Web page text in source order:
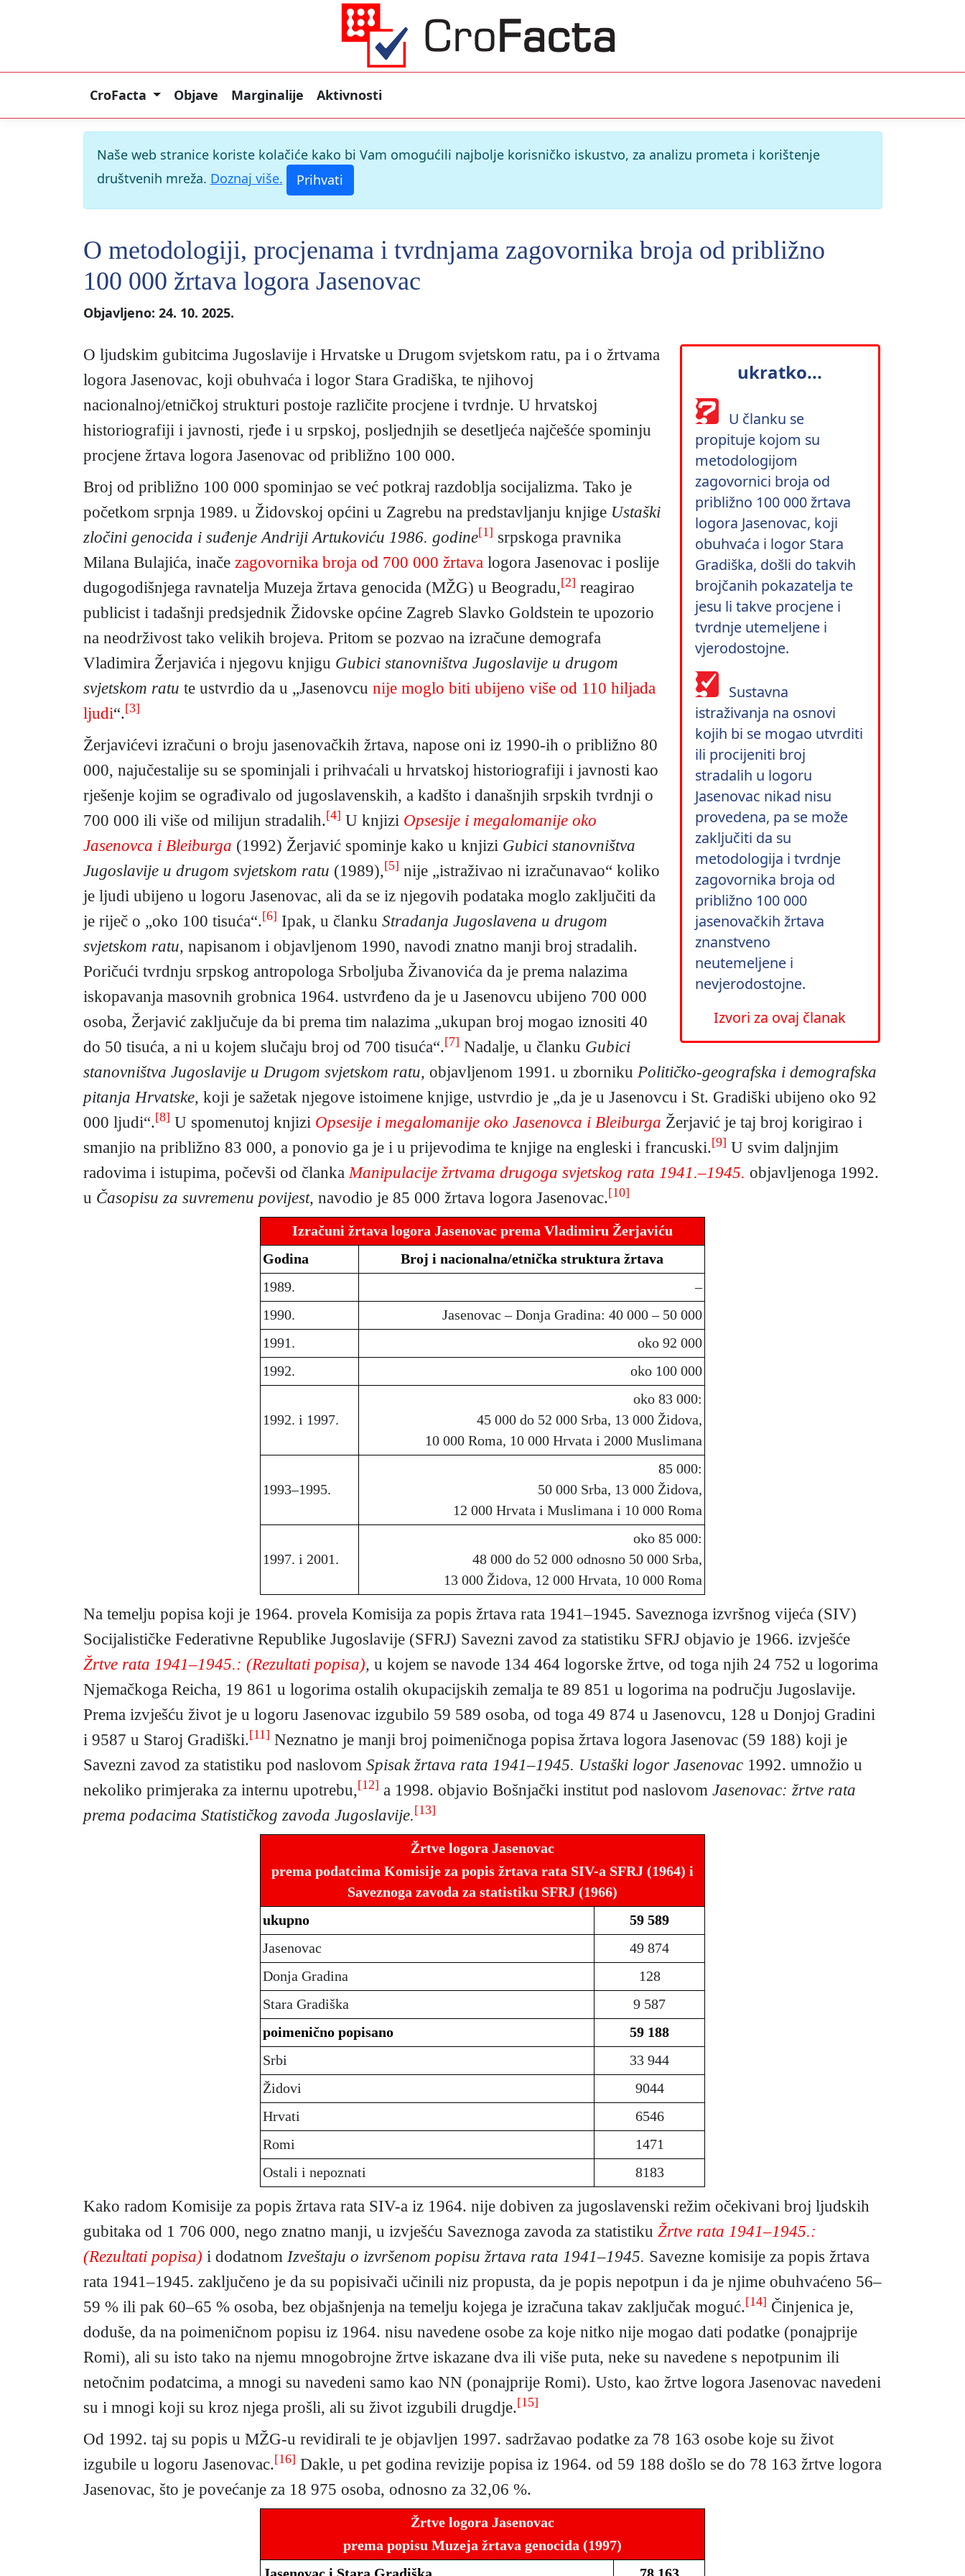
CroFacta Objave Marginalije Aktivnosti
Naše web stranice koriste kolačiće kako bi Vam omogućili najbolje korisničko iskustvo, za analizu prometa i korištenje
društvenih mreža. Doznaj više. Prihvati
O metodologiji, procjenama i tvrdnjama zagovornika broja od približno
100 000 žrtava logora Jasenovac
Objavljeno: 24. 10. 2025.
ukratko...
U članku se
propituje kojom su
metodologijom
zagovornici broja od
približno 100 000 žrtava
logora Jasenovac, koji
obuhvaća i logor Stara
Gradiška, došli do takvih
brojčanih pokazatelja te
jesu li takve procjene i
tvrdnje utemeljene i
vjerodostojne.
Sustavna
istraživanja na osnovi
kojih bi se mogao utvrditi
ili procijeniti broj
stradalih u logoru
Jasenovac nikad nisu
provedena, pa se može
zaključiti da su
metodologija i tvrdnje
zagovornika broja od
približno 100 000
jasenovačkih žrtava
znanstveno
neutemeljene i
nevjerodostojne.
Izvori za ovaj članak
O ljudskim gubitcima Jugoslavije i Hrvatske u Drugom svjetskom ratu, pa i o žrtvama
logora Jasenovac, koji obuhvaća i logor Stara Gradiška, te njihovoj
nacionalnoj/etničkoj strukturi postoje različite procjene i tvrdnje. U hrvatskoj
historiografiji i javnosti, rjeđe i u srpskoj, posljednjih se desetljeća najčešće spominju
procjene žrtava logora Jasenovac od približno 100 000.
Broj od približno 100 000 spominjao se već potkraj razdoblja socijalizma. Tako je
početkom srpnja 1989. u Židovskoj općini u Zagrebu na predstavljanju knjige Ustaški
zločini genocida i suđenje Andriji Artukoviću 1986. godine[1] srpskoga pravnika
Milana Bulajića, inače zagovornika broja od 700 000 žrtava logora Jasenovac i poslije
dugogodišnjega ravnatelja Muzeja žrtava genocida (MŽG) u Beogradu,[2] reagirao
publicist i tadašnji predsjednik Židovske općine Zagreb Slavko Goldstein te upozorio
na neodrživost tako velikih brojeva. Pritom se pozvao na izračune demografa
Vladimira Žerjavića i njegovu knjigu Gubici stanovništva Jugoslavije u drugom
svjetskom ratu te ustvrdio da u „Jasenovcu nije moglo biti ubijeno više od 110 hiljada
ljudi“.[3]
Žerjavićevi izračuni o broju jasenovačkih žrtava, napose oni iz 1990-ih o približno 80
000, najučestalije su se spominjali i prihvaćali u hrvatskoj historiografiji i javnosti kao
rješenje kojim se ograđivalo od jugoslavenskih, a kadšto i današnjih srpskih tvrdnji o
700 000 ili više od milijun stradalih.[4] U knjizi Opsesije i megalomanije oko
Jasenovca i Bleiburga (1992) Žerjavić spominje kako u knjizi Gubici stanovništva
Jugoslavije u drugom svjetskom ratu (1989),[5] nije „istraživao ni izračunavao“ koliko
je ljudi ubijeno u logoru Jasenovac, ali da se iz njegovih podataka moglo zaključiti da
je riječ o „oko 100 tisuća“.[6] Ipak, u članku Stradanja Jugoslavena u drugom
svjetskom ratu, napisanom i objavljenom 1990, navodi znatno manji broj stradalih.
Poričući tvrdnju srpskog antropologa Srboljuba Živanovića da je prema nalazima
iskopavanja masovnih grobnica 1964. ustvrđeno da je u Jasenovcu ubijeno 700 000
osoba, Žerjavić zaključuje da bi prema tim nalazima „ukupan broj mogao iznositi 40
do 50 tisuća, a ni u kojem slučaju broj od 700 tisuća“.[7] Nadalje, u članku Gubici
stanovništva Jugoslavije u Drugom svjetskom ratu, objavljenom 1991. u zborniku Političko-geografska i demografska
pitanja Hrvatske, koji je sažetak njegove istoimene knjige, ustvrdio je „da je u Jasenovcu i St. Gradiški ubijeno oko 92
000 ljudi“.[8] U spomenutoj knjizi Opsesije i megalomanije oko Jasenovca i Bleiburga Žerjavić je taj broj korigirao i
smanjio na približno 83 000, a ponovio ga je i u prijevodima te knjige na engleski i francuski.[9] U svim daljnjim
radovima i istupima, počevši od članka Manipulacije žrtvama drugoga svjetskog rata 1941.–1945. objavljenoga 1992.
u Časopisu za suvremenu povijest, navodio je 85 000 žrtava logora Jasenovac.[10]
Izračuni žrtava logora Jasenovac prema Vladimiru Žerjaviću
Godina
Broj i nacionalna/etnička struktura žrtava
1989.
–
1990.
Jasenovac – Donja Gradina: 40 000 – 50 000
1991.
oko 92 000
1992.
oko 100 000
1992. i 1997.
oko 83 000:
45 000 do 52 000 Srba, 13 000 Židova,
10 000 Roma, 10 000 Hrvata i 2000 Muslimana
1993–1995.
85 000:
50 000 Srba, 13 000 Židova,
12 000 Hrvata i Muslimana i 10 000 Roma
1997. i 2001.
oko 85 000:
48 000 do 52 000 odnosno 50 000 Srba,
13 000 Židova, 12 000 Hrvata, 10 000 Roma
Na temelju popisa koji je 1964. provela Komisija za popis žrtava rata 1941–1945. Saveznoga izvršnog vijeća (SIV)
Socijalističke Federativne Republike Jugoslavije (SFRJ) Savezni zavod za statistiku SFRJ objavio je 1966. izvješće
Žrtve rata 1941–1945.: (Rezultati popisa), u kojem se navode 134 464 logorske žrtve, od toga njih 24 752 u logorima
Njemačkoga Reicha, 19 861 u logorima ostalih okupacijskih zemalja te 89 851 u logorima na području Jugoslavije.
Prema izvješću život je u logoru Jasenovac izgubilo 59 589 osoba, od toga 49 874 u Jasenovcu, 128 u Donjoj Gradini
i 9587 u Staroj Gradiški.[11] Neznatno je manji broj poimeničnoga popisa žrtava logora Jasenovac (59 188) koji je
Savezni zavod za statistiku pod naslovom Spisak žrtava rata 1941–1945. Ustaški logor Jasenovac 1992. umnožio u
nekoliko primjeraka za internu upotrebu,[12] a 1998. objavio Bošnjački institut pod naslovom Jasenovac: žrtve rata
prema podacima Statističkog zavoda Jugoslavije.[13]
Žrtve logora Jasenovac
prema podatcima Komisije za popis žrtava rata SIV-a SFRJ (1964) i
Saveznoga zavoda za statistiku SFRJ (1966)
ukupno
59 589
Jasenovac
49 874
Donja Gradina
128
Stara Gradiška
9 587
poimenično popisano
59 188
Srbi
33 944
Židovi
9044
Hrvati
6546
Romi
1471
Ostali i nepoznati
8183
Kako radom Komisije za popis žrtava rata SIV-a iz 1964. nije dobiven za jugoslavenski režim očekivani broj ljudskih
gubitaka od 1 706 000, nego znatno manji, u izvješću Saveznoga zavoda za statistiku Žrtve rata 1941–1945.:
(Rezultati popisa) i dodatnom Izveštaju o izvršenom popisu žrtava rata 1941–1945. Savezne komisije za popis žrtava
rata 1941–1945. zaključeno je da su popisivači učinili niz propusta, da je popis nepotpun i da je njime obuhvaćeno 56–
59 % ili pak 60–65 % osoba, bez objašnjenja na temelju kojega je izračuna takav zaključak moguć.[14] Činjenica je,
doduše, da na poimeničnom popisu iz 1964. nisu navedene osobe za koje nitko nije mogao dati podatke (ponajprije
Romi), ali su isto tako na njemu mnogobrojne žrtve iskazane dva ili više puta, neke su navedene s nepotpunim ili
netočnim podatcima, a mnogi su navedeni samo kao NN (ponajprije Romi). Usto, kao žrtve logora Jasenovac navedeni
su i mnogi koji su kroz njega prošli, ali su život izgubili drugdje.[15]
Od 1992. taj su popis u MŽG-u revidirali te je objavljen 1997. sadržavao podatke za 78 163 osobe koje su život
izgubile u logoru Jasenovac.[16] Dakle, u pet godina revizije popisa iz 1964. od 59 188 došlo se do 78 163 žrtve logora
Jasenovac, što je povećanje za 18 975 osoba, odnosno za 32,06 %.
Žrtve logora Jasenovac
prema popisu Muzeja žrtava genocida (1997)